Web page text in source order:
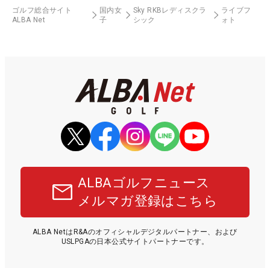
ゴルフ総合サイト
ALBA Net
国内女
子
Sky RKBレディスクラ
シック
ライブフ
ォト
ALBAゴルフニュース
メルマガ登録はこちら
ALBA NetはR&Aのオフィシャルデジタルパートナー、および
USLPGAの日本公式サイトパートナーです。